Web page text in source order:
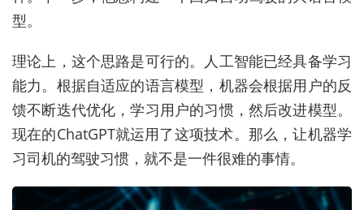
型。
理论上，这个思路是可行的。人工智能已经具备学习
能力。根据自适应的语言模型，机器会根据用户的反
馈不断迭代优化，学习用户的习惯，然后改进模型。
现在的ChatGPT就运用了这项技术。那么，让机器学
习司机的驾驶习惯，就不是一件很难的事情。